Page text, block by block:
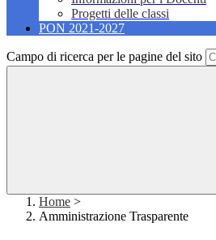
Progetti delle classi
PON 2021-2027
Campo di ricerca per le pagine del sito
Home >
Amministrazione Trasparente